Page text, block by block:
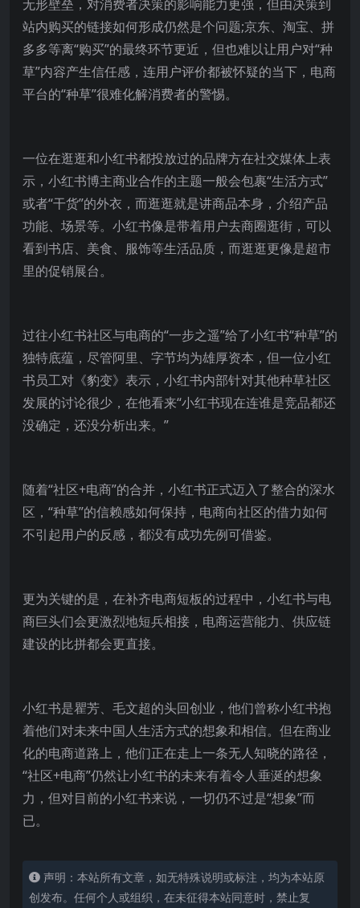
无形壁垒，对消费者决策的影响能力更强，但由决策到
站内购买的链接如何形成仍然是个问题;京东、淘宝、拼
多多等离“购买”的最终环节更近，但也难以让用户对“种
草”内容产生信任感，连用户评价都被怀疑的当下，电商
平台的“种草”很难化解消费者的警惕。
一位在逛逛和小红书都投放过的品牌方在社交媒体上表
示，小红书博主商业合作的主题一般会包裹“生活方式”
或者“干货”的外衣，而逛逛就是讲商品本身，介绍产品
功能、场景等。小红书像是带着用户去商圈逛街，可以
看到书店、美食、服饰等生活品质，而逛逛更像是超市
里的促销展台。
过往小红书社区与电商的“一步之遥”给了小红书“种草”的
独特底蕴，尽管阿里、字节均为雄厚资本，但一位小红
书员工对《豹变》表示，小红书内部针对其他种草社区
发展的讨论很少，在他看来“小红书现在连谁是竞品都还
没确定，还没分析出来。”
随着“社区+电商”的合并，小红书正式迈入了整合的深水
区，“种草”的信赖感如何保持，电商向社区的借力如何
不引起用户的反感，都没有成功先例可借鉴。
更为关键的是，在补齐电商短板的过程中，小红书与电
商巨头们会更激烈地短兵相接，电商运营能力、供应链
建设的比拼都会更直接。
小红书是瞿芳、毛文超的头回创业，他们曾称小红书抱
着他们对未来中国人生活方式的想象和相信。但在商业
化的电商道路上，他们正在走上一条无人知晓的路径，
“社区+电商”仍然让小红书的未来有着令人垂涎的想象
力，但对目前的小红书来说，一切仍不过是“想象”而
已。
声明：本站所有文章，如无特殊说明或标注，均为本站原
创发布。任何个人或组织，在未征得本站同意时，禁止复